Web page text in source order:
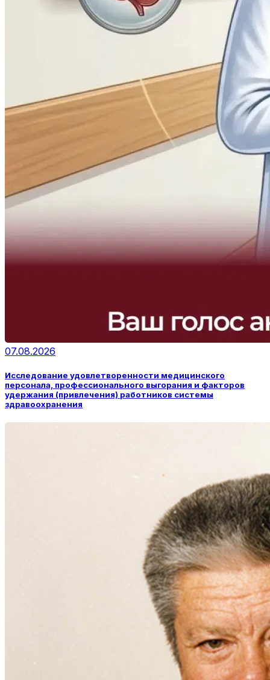
07.08.2026
Исследование удовлетворенности медицинского
персонала, профессионального выгорания и факторов
удержания (привлечения) работников системы
здравоохранения